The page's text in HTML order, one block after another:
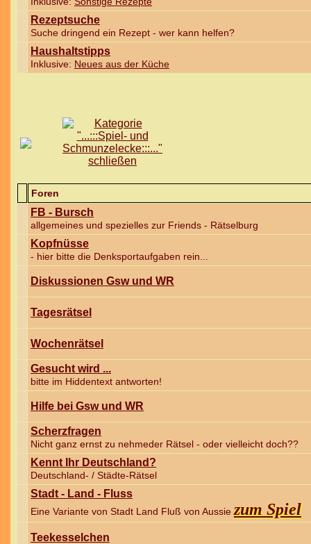
Rezeptsuche
Suche dringend ein Rezept - wer kann helfen?
Haushaltstipps
Inklusive: Neues aus der Küche
Foren
FB - Bursch
allgemeines und spezielles zur Friends - Rätselburg
Kopfnüsse
- hier bitte die Denksportaufgaben rein...
Diskussionen Gsw und WR
Tagesrätsel
Wochenrätsel
Gesucht wird ...
bitte im Hiddentext antworten!
Hilfe bei Gsw und WR
Scherzfragen
Nicht ganz ernst zu nehmeder Rätsel - oder vielleicht doch??
Kennt Ihr Deutschland?
Deutschland- / Städte-Rätsel
Stadt - Land - Fluss
Eine Variante von Stadt Land Fluß von Aussie zum Spiel
Teekesselchen